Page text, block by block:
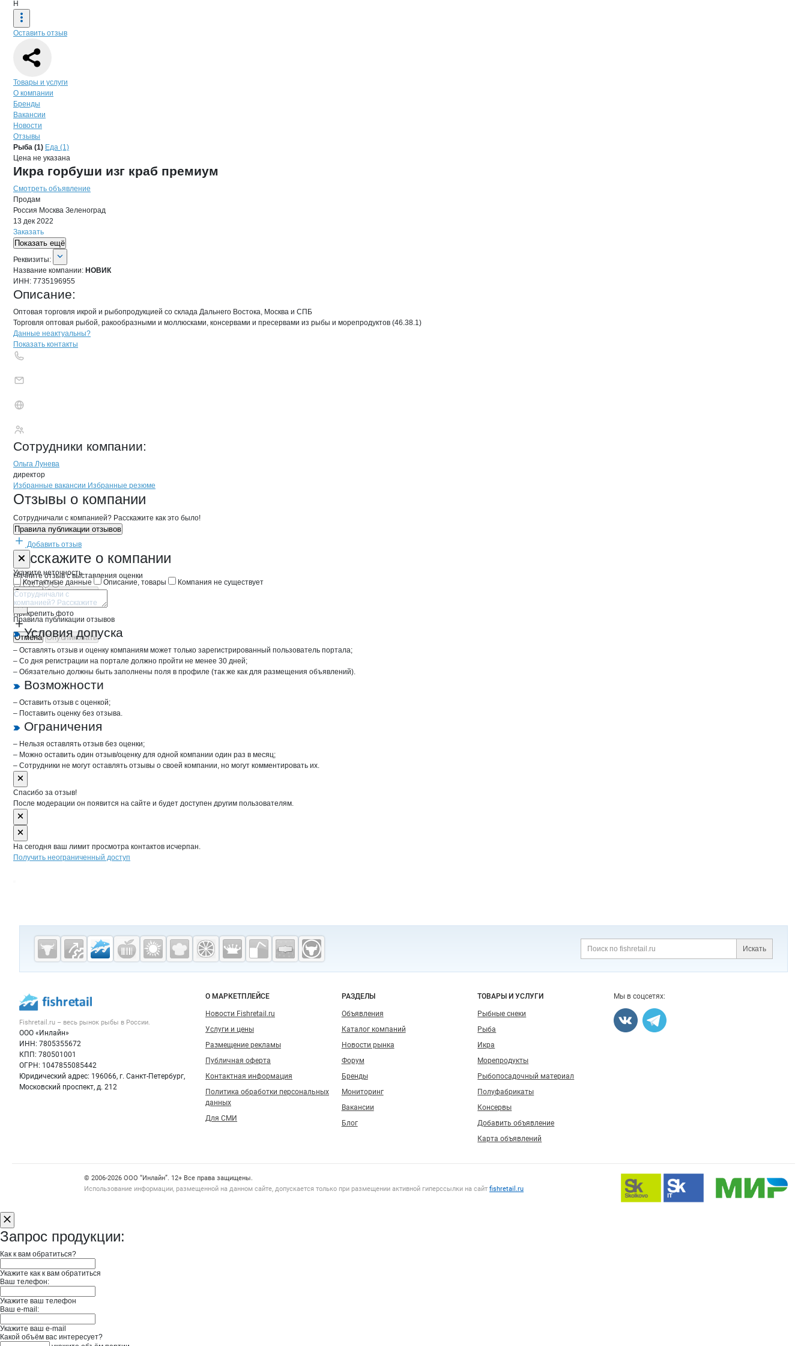
Н
Оставить отзыв
Навигация по странице
Товары и услуги
О компании
Бренды
Вакансии
Новости
Отзывы
Продукция
Навигация по продуктам
Рыба (1) Еда (1)
Цена не указана
Икра горбуши изг краб премиум
Смотреть объявление
Продам
Россия Москва Зеленоград
13 дек 2022
Заказать
Показать ещё
О компании
Реквизиты
Реквизиты:
Название компании: НОВИК
ИНН: 7735196955
Описание:
Оптовая торговля икрой и рыбопродукцией со склада Дальнего Востока, Москва и СПБ
Торговля оптовая рыбой, ракообразными и моллюсками, консервами и пресервами из рыбы и морепродуктов (46.38.1)
Контактыкомпании
+7(800)000-00-..
Данные неактуальны?
Показать контакты
Сотрудники компании:
Ольга Лунева
директор
Брендыкомпани НОВИК
Вакансии вНОВИК
Избранные вакансии Избранные резюме
Новости oНОВИК, ООО
Отзывы о компании
Сотрудничали с компанией? Расскажите как это было!
Правила публикации отзывов
Добавить отзыв
Расскажите о компании
Начните отзыв с выставления оценки
Прикрепить фото
Отмена Опубликовать
Форма обратной связи о неточностях на странице
Укажите неточность
Контактные данные
Описание, товары Компания не существует
Отмена Опубликовать
Правила публикации отзывов
Условия допуска
– Оставлять отзыв и оценку компаниям может только зарегистрированный пользователь портала;
– Со дня регистрации на портале должно пройти не менее 30 дней;
– Обязательно должны быть заполнены поля в профиле (так же как для размещения объявлений).
Возможности
– Оставить отзыв с оценкой;
– Поставить оценку без отзыва.
Ограничения
– Нельзя оставлять отзыв без оценки;
– Можно оставить один отзыв/оценку для одной компании один раз в месяц;
– Сотрудники не могут оставлять отзывы о своей компании, но могут комментировать их.
Спасибо за отзыв!
После модерации он появится на сайте и будет доступен другим пользователям.
На сегодня ваш лимит просмотра контактов исчерпан.
Получить неограниченный доступ
Дополнительная информация
Искать
Cсылки на полезные проекты
Fishretail.ru —
рыба,
Важные разделы и контакты
Fishretail.ru – весь рынок рыбы в России.
ООО «Инлайн»
ИНН: 7805355672
КПП: 780501001
ОГРН: 1047855085442
Юридический адрес: 196066, г. Санкт-Петербург,
Московский проспект, д. 212
Навигация по сайту
О МАРКЕТПЛЕЙСЕ
Новости Fishretail.ru
Услуги и цены
Размещение рекламы
Публичная оферта
Контактная информация
Политика обработки персональных
данных
Для СМИ
РАЗДЕЛЫ
Объявления
Каталог компаний
Новости рынка
Форум
Бренды
Мониторинг
Вакансии
Блог
ТОВАРЫ И УСЛУГИ
Рыбные снеки
Рыба
Икра
Морепродукты
Рыбопосадочный материал
Полуфабрикаты
Консервы
Добавить объявление
Карта объявлений
Мы в соцсетях:
Счетчики, авторское право, логотипы
© 2006‑2026 ООО “Инлайн”. 12+ Все права защищены.
Использование информации, размещенной на данном сайте, допускается только при размещении активной гиперссылки на сайт fishretail.ru
Запрос продукции:
Как к вам обратиться?
Укажите как к вам обратиться
Ваш телефон:
Укажите ваш телефон
Ваш e-mail:
Укажите ваш e-mail
Какой объём вас интересует?